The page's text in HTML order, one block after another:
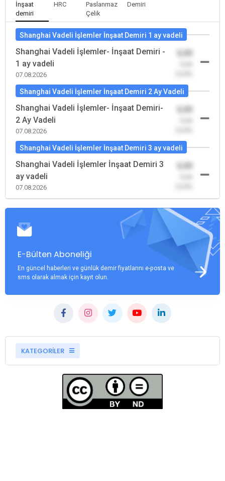
İnşaat
demiri
HRC
Paslanmaz
Çelik
Demiri
Shanghai Vadeli İşlemler İnşaat Demiri 1 ay vadeli
Shanghai Vadeli İşlemler- İnşaat Demiri -
1 ay vadeli
07.08.2026
0,00
Shanghai Vadeli İşlemler İnşaat Demiri 2 Ay Vadeli
Shanghai Vadeli İşlemler- İnşaat Demiri-
2 Ay Vadeli
07.08.2026
0,00
Shanghai Vadeli İşlemler İnşaat Demiri 3 ay vadeli
Shanghai Vadeli İşlemler İnşaat Demiri 3
ay vadeli
07.08.2026
0,00
E-Bülten Aboneliği
En güncel haberleri ve günlük demir fiyatlarını e-posta ve
sms olarak almak için kayıt olun.
KATEGORİLER